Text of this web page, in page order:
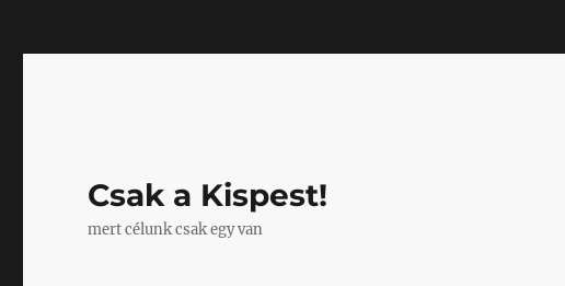
Csak a Kispest!
mert célunk csak egy van